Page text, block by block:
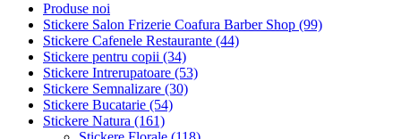
Produse noi
Stickere Salon Frizerie Coafura Barber Shop (99)
Stickere Cafenele Restaurante (44)
Stickere pentru copii (34)
Stickere Intrerupatoare (53)
Stickere Semnalizare (30)
Stickere Bucatarie (54)
Stickere Natura (161)